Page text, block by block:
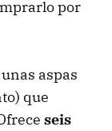
por
aspas
que
seis